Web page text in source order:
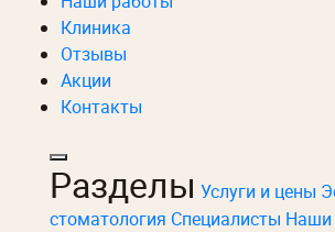
Клиника
Отзывы
Акции
Контакты
Разделы Услуги и цены
стоматология Специалисты Наши